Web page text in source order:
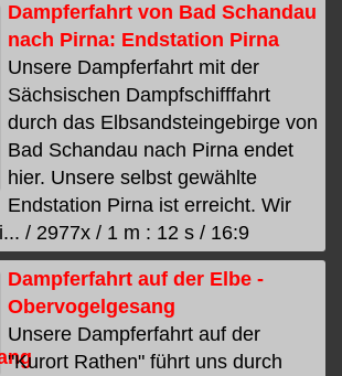
Dampferfahrt von Bad Schandau
nach Pirna: Endstation Pirna
Unsere Dampferfahrt mit der
Sächsischen Dampfschifffahrt
durch das Elbsandsteingebirge von
Bad Schandau nach Pirna endet
hier. Unsere selbst gewählte
Endstation Pirna ist erreicht. Wir
/ 2977x / 1 m : 12 s / 16:9
Dampferfahrt auf der Elbe -
Obervogelgesang
Unsere Dampferfahrt auf der
"Kurort Rathen" führt uns durch